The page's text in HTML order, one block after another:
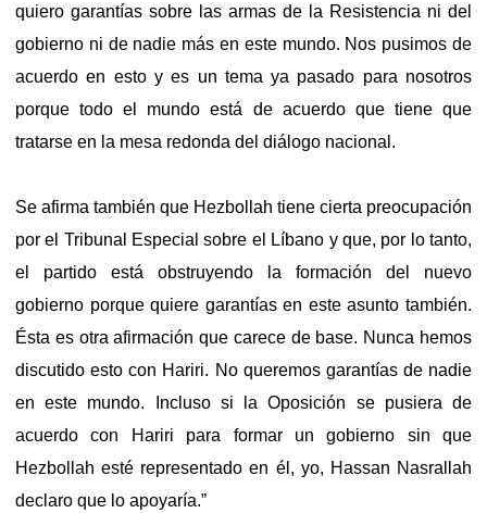
quiero garantías sobre las armas de la Resistencia ni del
gobierno ni de nadie más en este mundo. Nos pusimos de
acuerdo en esto y es un tema ya pasado para nosotros
porque todo el mundo está de acuerdo que tiene que
tratarse en la mesa redonda del diálogo nacional.
Se afirma también que Hezbollah tiene cierta preocupación
por el Tribunal Especial sobre el Líbano y que, por lo tanto,
el partido está obstruyendo la formación del nuevo
gobierno porque quiere garantías en este asunto también.
Ésta es otra afirmación que carece de base. Nunca hemos
discutido esto con Hariri. No queremos garantías de nadie
en este mundo. Incluso si la Oposición se pusiera de
acuerdo con Hariri para formar un gobierno sin que
Hezbollah esté representado en él, yo, Hassan Nasrallah
declaro que lo apoyaría.”